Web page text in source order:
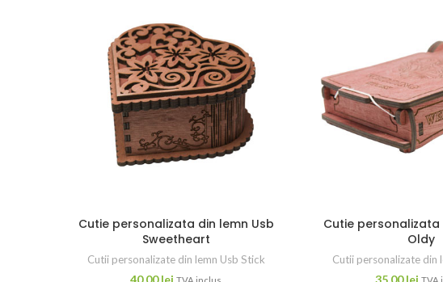
Cutie personalizata din lemn Usb
Sweetheart
Cutii personalizate din lemn Usb Stick
40,00lei
Cutie personalizata
Oldy
Cutii personalizate din
35,00lei